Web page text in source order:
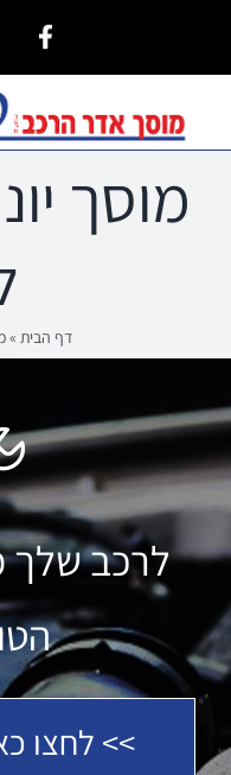
content
מוסך
דף הבית »
לרכב שלך
>> לחצו